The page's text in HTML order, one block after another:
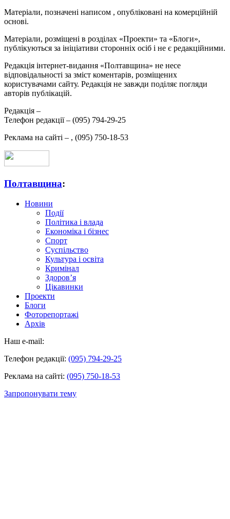
Матеріали, позначені написом , опубліковані на комерційній
основі.
Матеріали, розміщені в розділах «Проекти» та «Блоги»,
публікуються за ініціативи сторонніх осіб і не є редакційними.
Редакція інтернет-видання «Полтавщина» не несе
відповідальності за зміст коментарів, розміщених
користувачами сайту. Редакція не завжди поділяє погляди
авторів публікацій.
Редакція –
Телефон редакції – (095) 794-29-25
Реклама на сайті – , (095) 750-18-53
Полтавщина:
Новини
Події
Політика і влада
Економіка і бізнес
Спорт
Суспільство
Культура і освіта
Кримінал
Здоров’я
Цікавинки
Проекти
Блоги
Фоторепортажі
Архів
Наш e-mail:
Телефон редакції: (095) 794-29-25
Реклама на сайті: (095) 750-18-53
Запропонувати тему